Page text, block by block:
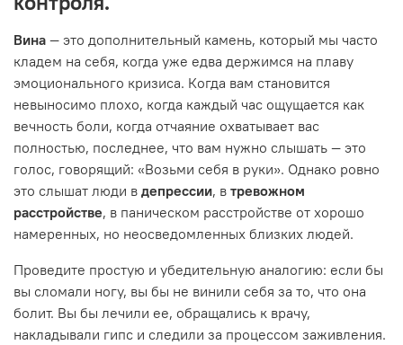
Вина — это дополнительный камень, который мы часто
кладем на себя, когда уже едва держимся на плаву
эмоционального кризиса. Когда вам становится
невыносимо плохо, когда каждый час ощущается как
вечность боли, когда отчаяние охватывает вас
полностью, последнее, что вам нужно слышать — это
голос, говорящий: «Возьми себя в руки». Однако ровно
это слышат люди в депрессии, в тревожном
расстройстве, в паническом расстройстве от хорошо
намеренных, но неосведомленных близких людей.
Проведите простую и убедительную аналогию: если бы
вы сломали ногу, вы бы не винили себя за то, что она
болит. Вы бы лечили ее, обращались к врачу,
накладывали гипс и следили за процессом заживления.